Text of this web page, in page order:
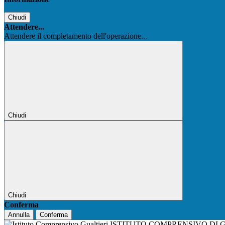
Chiudi
Attendere...
Attendere il completamento dell'operazione...
Chiudi
Chiudi
Conferma
Annulla Conferma